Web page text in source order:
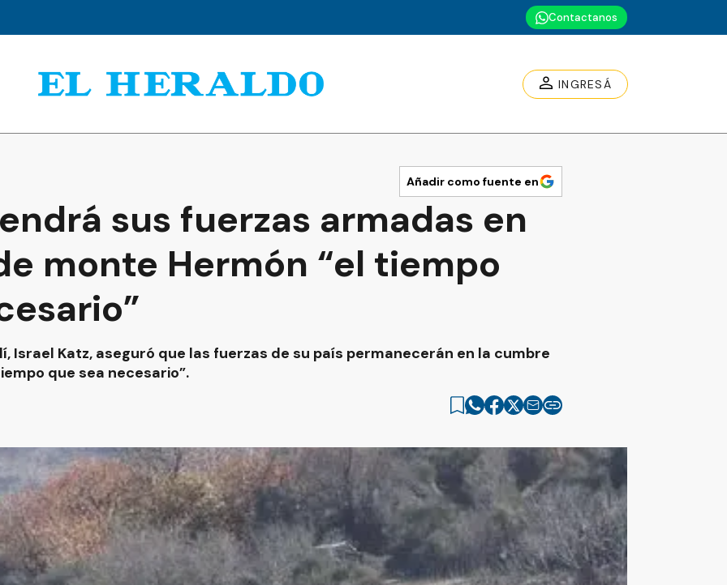
Contactanos
INGRESÁ
Añadir como fuente en
sus fuerzas armadas en
monte Hermón “el tiempo
Israel Katz, aseguró que las fuerzas de su país permanecerán en la cumbre
que sea necesario”.